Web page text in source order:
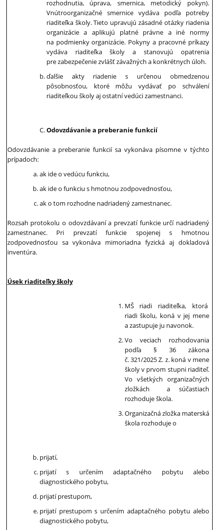
rozhodnutia, úprava, smernica, metodický pokyn).
Vnútroorganizačné smernice vydáva podľa potreby
riaditeľka školy. Tieto upravujú zásadné otázky riadenia
organizácie a aplikujú platné právne a iné normy
na podmienky organizácie. Pokyny a pracovné príkazy
vydáva riaditeľka školy a stanovujú opatrenia
pre zabezpečenie zvlášť závažných a konkrétnych úloh.
ďalšie akty riadenie s určenou obmedzenou
pôsobnosťou, ktoré môžu vydávať po schválení
riaditeľkou školy aj ostatní vedúci zamestnanci.
Odovzdávanie a preberanie funkcií
Odovzdávanie a preberanie funkcií sa vykonáva písomne v týchto
prípadoch:
ak ide o vedúcu funkciu,
ak ide o funkciu s hmotnou zodpovednosťou,
ak o tom rozhodne nadriadený zamestnanec.
Rozsah protokolu o odovzdávaní a prevzatí funkcie určí nadriadený
zamestnanec. Pri prevzatí funkcie spojenej s hmotnou
zodpovednosťou sa vykonáva mimoriadna fyzická aj dokladová
inventúra.
Úsek riaditeľky školy
MŠ riadi riaditeľka, ktorá
riadi školu, koná v jej mene
a zastupuje ju navonok.
Vo veciach rozhodovania
podľa § 36 zákona
č. 321/2025 Z. z. koná v mene
školy v prvom stupni riaditeľ.
Vo všetkých organizačných
zložkách a súčastiach
rozhoduje škola.
Organizačná zložka materská
škola rozhoduje o
prijatí,
prijatí s určením adaptačného pobytu alebo
diagnostického pobytu,
prijatí prestupom,
prijatí prestupom s určením adaptačného pobytu alebo
diagnostického pobytu,